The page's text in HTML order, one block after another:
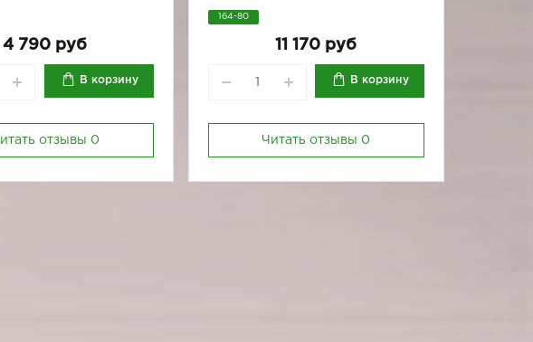
4 790 руб
В корзину
отзывы 0
164-80
11 170 руб
В корзину
Читать отзывы 0